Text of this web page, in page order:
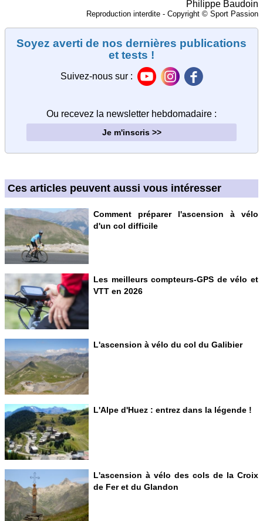
Philippe Baudoin
Reproduction interdite - Copyright © Sport Passion
Soyez averti de nos dernières publications
et tests !
Suivez-nous sur :
Ou recevez la newsletter hebdomadaire :
Je m'inscris >>
Ces articles peuvent aussi vous intéresser
Comment préparer l'ascension à vélo
d'un col difficile
Les meilleurs compteurs-GPS de vélo et
VTT en 2026
L'ascension à vélo du col du Galibier
L'Alpe d'Huez : entrez dans la légende !
L'ascension à vélo des cols de la Croix
de Fer et du Glandon